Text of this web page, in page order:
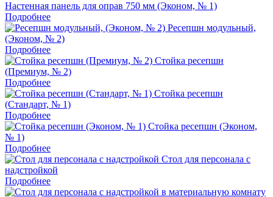
Настенная панель для оправ 750 мм (Эконом, № 1)
Подробнее
Ресепшн модульный,
(Эконом, № 2)
Подробнее
Стойка ресепшн
(Премиум, № 2)
Подробнее
Стойка ресепшн
(Стандарт, № 1)
Подробнее
Стойка ресепшн (Эконом,
№ 1)
Подробнее
Стол для персонала с
надстройкой
Подробнее